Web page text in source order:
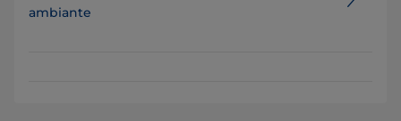
ambiante